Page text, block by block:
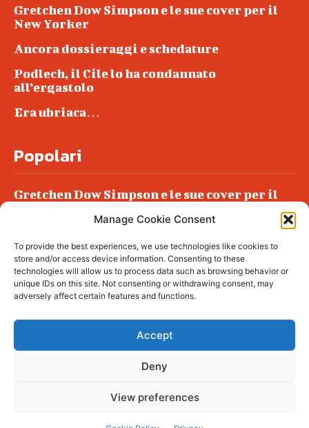
Manage Cookie Consent
To provide the best experiences, we use technologies like cookies to
store and/or access device information. Consenting to these
technologies will allow us to process data such as browsing behavior or
unique IDs on this site. Not consenting or withdrawing consent, may
adversely affect certain features and functions.
Accept
Deny
View preferences
Gretchen Dow Simpson e le sue cover per il
New Yorker
Ancora dossieraggi e schedature
Podlech, il Cile lo ha condannato
all’ergastolo
Era ubriaca…
Popolari
Gretchen Dow Simpson e le sue cover per il
Podlech, il Cile lo ha condannato
all’ergastolo
Era ubriaca…
© tagDiv - All rights reserved. Made with
complete News Portal about living, lifestyle,
fashion and wellness. Take your time and